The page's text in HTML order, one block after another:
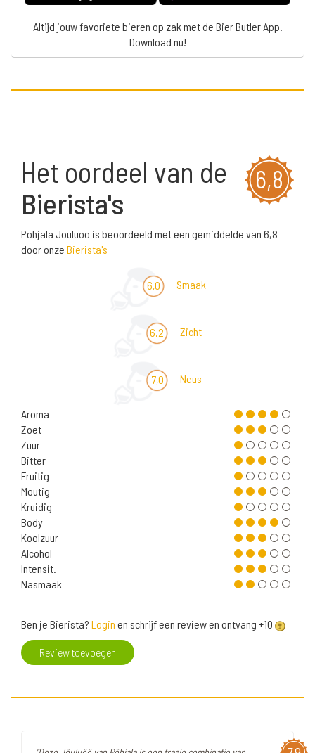
Altijd jouw favoriete bieren op zak met de Bier Butler App.
Download nu!
6,8
Het oordeel van de
Bierista's
Pohjala Jouluoo is beoordeeld met een gemiddelde van 6,8
door onze Bierista's
6,0 Smaak
6,2 Zicht
7,0 Neus
Aroma
Zoet
Zuur
Bitter
Fruitig
Moutig
Kruidig
Body
Koolzuur
Alcohol
Intensit.
Nasmaak
Ben je Bierista? Login en schrijf een review en ontvang +10
Review toevoegen